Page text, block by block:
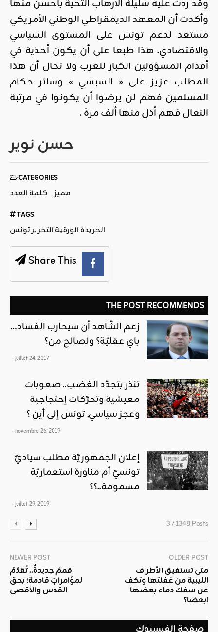
وقد ردت عليه سليلة الارهاب التحية بأحسن منها
وأكدت أن المعهد الديمقراطي الوطني الأمريكي
مستعد لدعم تونس على المستوى السياسي
والاقتصادي. هذا طبعا على أن يكون أحذية في
أقدام المسؤولين الكبار للغرب ولا نخال أن هذا
المطلب عزيز على « السبسي » وسائر حكام
المسلمين فهم لن يرضوا أن يكونوا في مرتبة
النعال فهم أذل منها ألف مرة .
حسن نوير
CATEGORIES
كلمة العدد مميز
TAGS
الجريدة الورقية التحرير تونس
Share This
THE POST RECOMMENDS
زعم الشّاهد أن سيحارب الفساد…
باي عقليّة؟ ولصالح من؟
- juillet 24, 2017
تنذر بتجدّد الغضب.. صعوبات
معيشية وتحرّكات إحتجاجية
وعجز سياسي, تونس إلى أين ؟
- novembre 26, 2019
إعلان الجمهوريّة مطلب سياديّ
تونسيّ أم مناورة استعماريّة
مسمومة..؟؟
- juillet 29, 2019
3 / 1348 Posts
NEWER POST
قممٌ جديدةٌ.. تُقدّمُ
لمؤامراتٍ قادمة؛ بحق
القدس والأقصى
OLDER POST
متى تستفيق الأطراف
الليبية من غفلتها وتكف
عن سفك دماء بعضها
بعضا؟!